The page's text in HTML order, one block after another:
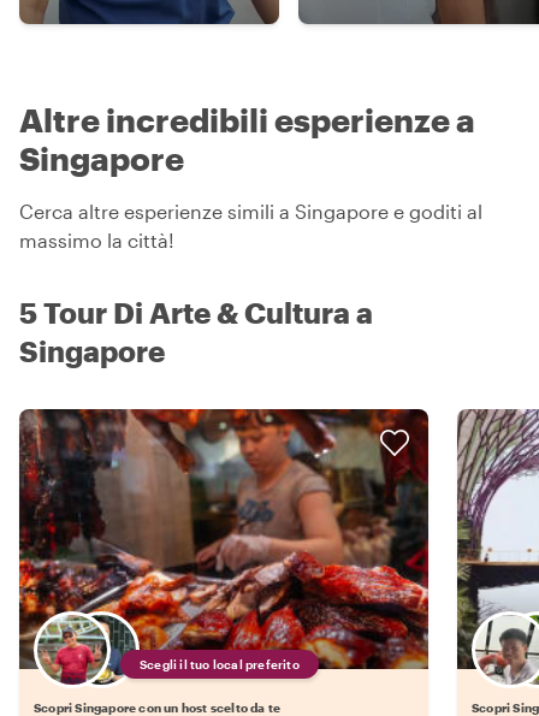
Altre incredibili esperienze a
Singapore
Cerca altre esperienze simili a Singapore e goditi al
massimo la città!
5 Tour Di Arte & Cultura a
Singapore
Scegli il tuo local preferito
Scopri Singapore con un host scelto da te Scopri